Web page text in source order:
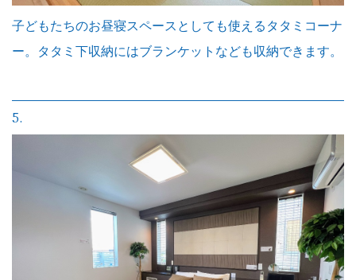
子どもたちのお昼寝スペースとしても使えるタタミコーナ
ー。タタミ下収納にはブランケットなども収納できます。
5.